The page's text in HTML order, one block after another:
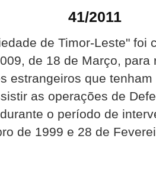
41/2011
de Timor-Leste" foi
de 18 de Março,
estrangeiros que
as operações de
o período de
de 1999 e 28 de